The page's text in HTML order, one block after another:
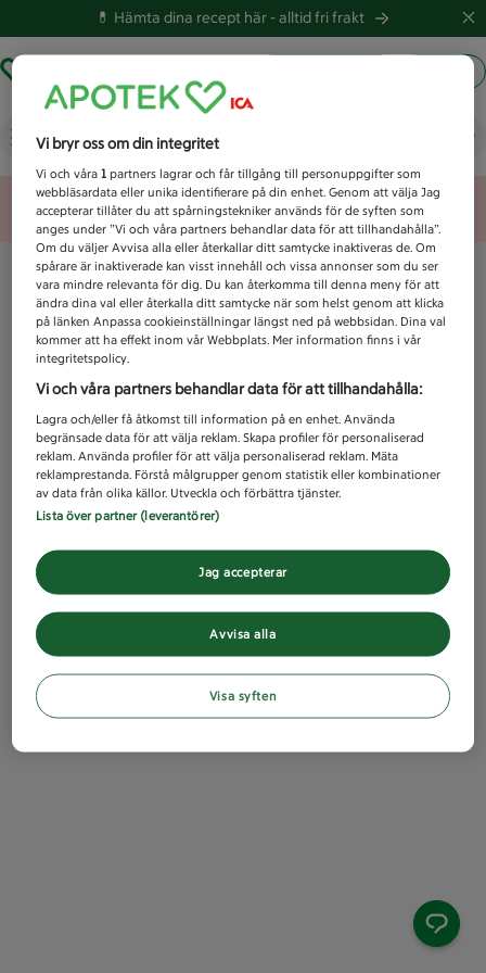
💊 Hämta dina recept här -alltid fri frakt
Vad letar du efter idag?
Unknown error
Vi bryr oss om din integritet
Vi och våra1 partners lagrar och får tillgång till personuppgifter som
webbläsardata eller unika identifierare på din enhet. Genom att välja Jag
accepterar tillåter du att spårningstekniker används för de syften som
anges under ”Vi och våra partners behandlar data för att tillhandahålla”.
Om du väljer Avvisa alla eller återkallar ditt samtycke inaktiveras de. Om
spårare är inaktiverade kan visst innehåll och vissa annonser som du ser
vara mindre relevanta för dig. Du kan återkomma till denna meny för att
ändra dina val eller återkalla ditt samtycke när som helst genom att klicka
på länken Anpassa cookieinställningar längst ned på webbsidan. Dina val
kommer att ha effekt inom vår Webbplats. Mer information finns i vår
integritetspolicy.
Vi och våra partners behandlar data för att tillhandahålla:
Lagra och/eller få åtkomst till information på en enhet. Använda
begränsade data för att välja reklam. Skapa profiler för personaliserad
reklam. Använda profiler för att välja personaliserad reklam. Mäta
reklamprestanda. Förstå målgrupper genom statistik eller kombinationer
av data från olika källor. Utveckla och förbättra tjänster.
Lista över partner (leverantörer)
Avvisa alla
Jag accepterar
Visa syften